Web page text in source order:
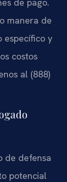
manera de
específico y
costos
al (888)
de defensa
potencial